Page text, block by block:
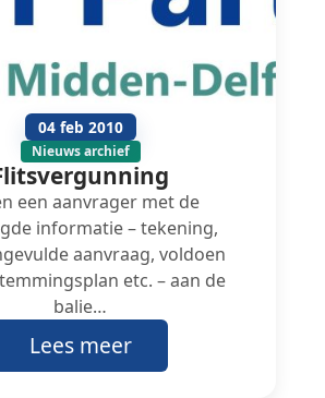
04 feb 2010
Nieuws archief
een aanvrager met de
informatie – tekening,
aanvraag, voldoen
etc. – aan de
balie…
Lees meer